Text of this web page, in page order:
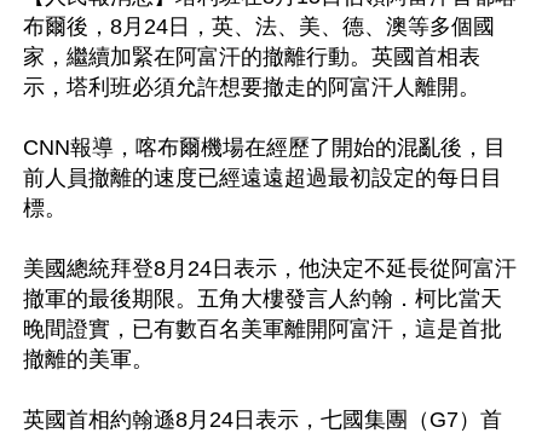
布爾後，8月24日，英、法、美、德、澳等多個國
家，繼續加緊在阿富汗的撤離行動。英國首相表
示，塔利班必須允許想要撤走的阿富汗人離開。
CNN報導，喀布爾機場在經歷了開始的混亂後，目
前人員撤離的速度已經遠遠超過最初設定的每日目
標。
美國總統拜登8月24日表示，他決定不延長從阿富汗
撤軍的最後期限。五角大樓發言人約翰．柯比當天
晚間證實，已有數百名美軍離開阿富汗，這是首批
撤離的美軍。
英國首相約翰遜8月24日表示，七國集團（G7）首